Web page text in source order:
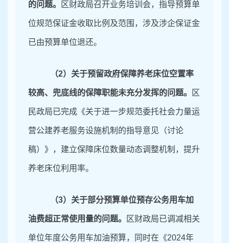
的问题。 区财政局召开业务培训会，指导预算单
位规范保证金收取比例及范围，涉及涉企保证金
已由预算单位退还。
（2）关于预留政府保障养老床位空置率
较高、 兜底线的保障职能未充分发挥的问题。 区
民政局已完成《关于进一步规范委托社会力量运
营公建养老服务设施机制的指导意见（讨论
稿）》，建立保障床位数量动态调整机制，提升
养老床位利用率。
（3）关于部分预算单位预存公务用车加
油费超正常使用量的问题。 区财政局已调减相关
单位年度公务用车加油预算，同时在《2024年